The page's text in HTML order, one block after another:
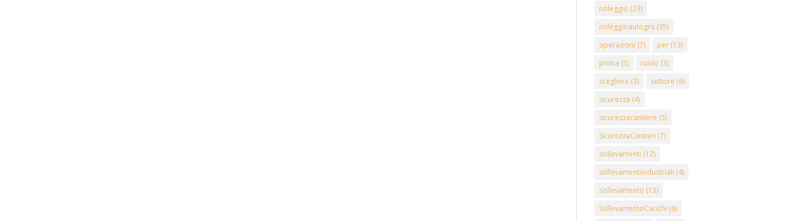
noleggio (23)
noleggioautogrù (35)
operazioni (7) per (13)
prima (5) ruolo (3)
scegliere (3) settore (6)
sicurezza (4)
sicurezzacantiere (5)
SicurezzaCantieri (7)
sollevamenti (12)
sollevamentiindustriali (4)
sollevamento (13)
SollevamentoCarichi (6)